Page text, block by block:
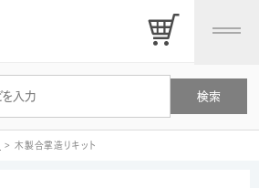
> 木製合掌造りキット